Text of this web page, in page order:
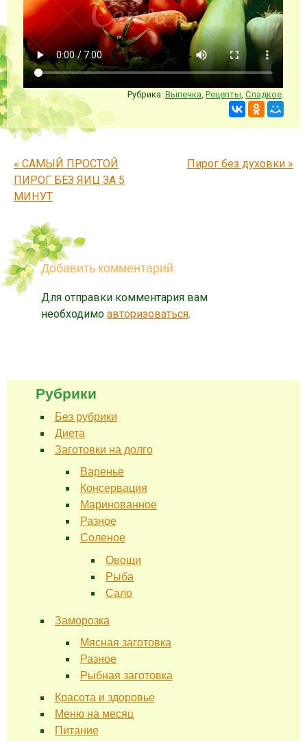
Рубрика: Выпечка, Рецепты, Сладкое.
Запись навигация
« САМЫЙ ПРОСТОЙ
ПИРОГ БЕЗ ЯИЦ ЗА 5
МИНУТ
Пирог без духовки »
Добавить комментарий
Для отправки комментария вам
необходимо авторизоваться.
Рубрики
Без рубрики
Диета
Заготовки на долго
Варенье
Консервация
Маринованное
Разное
Соленое
Овощи
Рыба
Сало
Заморозка
Мясная заготовка
Разное
Рыбная заготовка
Красота и здоровье
Меню на месяц
Питание